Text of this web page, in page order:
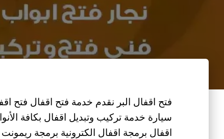
فتح اقفال البر نقدم خدمة فتح اقفال فتح
سيارة خدمة تركيب وتبديل اقفال بكافة
اقفال برمجة اقفال الكترونية برمجة